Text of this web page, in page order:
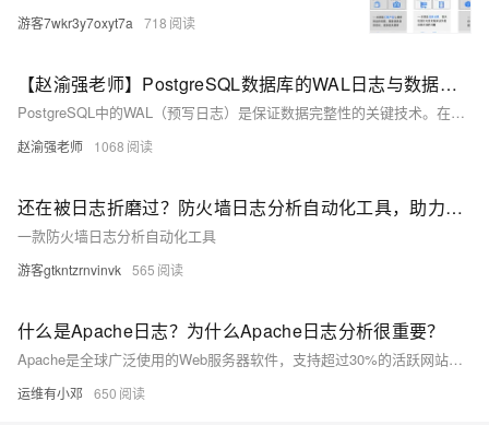
游客7wkr3y7oxyt7a 718
【赵渝强老师】PostgreSQL数据库的WAL日志与数据写入的过程
PostgreSQL中的WAL（预写日志）是保证数据完整性的关键技术。在数据修改前，系统会先将日志写入WAL，确保宕机时可通过日志恢复数据。它减少了磁盘I/O，提升了性能，并支持手动切换日志文件。WAL文件默认存储在pg_wal目录下，采用16进制命名规则。此外，PostgreSQL提供pg_waldump工具解析日志内容。
赵渝强老师 1068
还在被日志折磨过？防火墙日志分析自动化工具，助力解析各类日志数据
一款防火墙日志分析自动化工具
游客gtkntzrnvinvk 565
什么是Apache日志？为什么Apache日志分析很重要？
Apache是全球广泛使用的Web服务器软件，支持超过30%的活跃网站。它通过接收和处理HTTP请求，与后端服务器通信，返回响应并记录日志，确保网页请求的快速准确处理。Apache日志分为访问日志和错误日志，对提升用户体验、保障安全及优化性能至关重要。EventLog Analyzer等工具可有效管理和分析这些日志，增强Web服务的安全性和可靠性。
运维有小邓 650